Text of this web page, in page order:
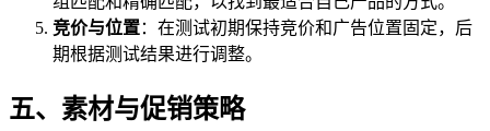
竞价与位置：在测试初期保持竞价和广告位置固定，后
期根据测试结果进行调整。
五、素材与促销策略